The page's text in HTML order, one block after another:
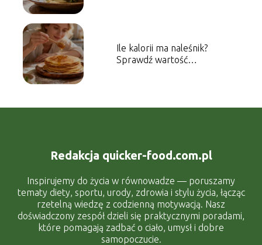
Ile kalorii ma naleśnik?
Sprawdź wartość
Redakcja quicker-food.com.pl
Inspirujemy do życia w równowadze — poruszamy
tematy diety, sportu, urody, zdrowia i stylu życia, łącząc
rzetelną wiedzę z codzienną motywacją. Nasz
doświadczony zespół dzieli się praktycznymi poradami,
które pomagają zadbać o ciało, umysł i dobre
samopoczucie.